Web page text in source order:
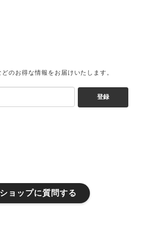
のお得な情報をお届けいたします。
登録
ショップに質問する